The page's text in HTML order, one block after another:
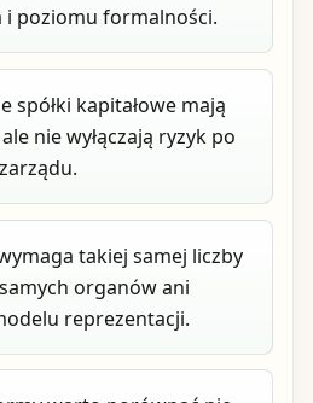
i poziomu formalności.
spółki kapitałowe mają
nie wyłączają ryzyk po
takiej samej liczby
organów ani
reprezentacji.